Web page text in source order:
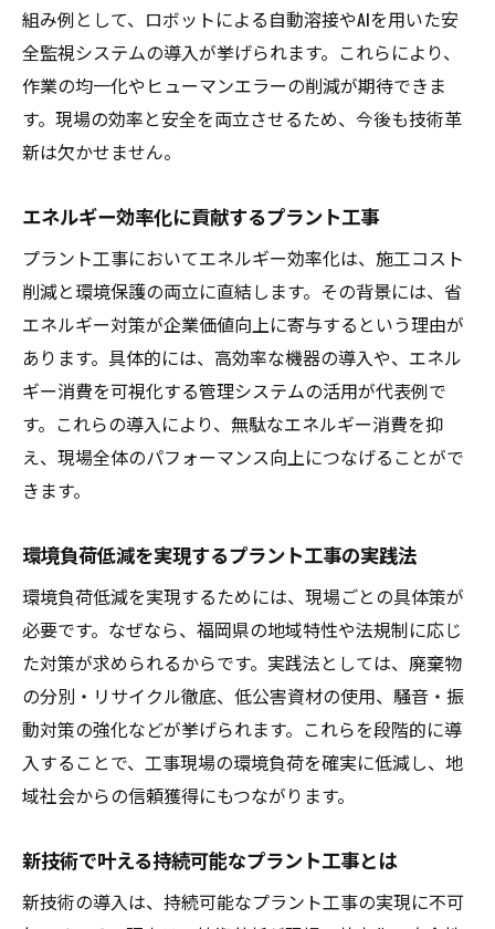
組み例として、ロボットによる自動溶接やAIを用いた安
全監視システムの導入が挙げられます。これらにより、
作業の均一化やヒューマンエラーの削減が期待できま
す。現場の効率と安全を両立させるため、今後も技術革
新は欠かせません。
エネルギー効率化に貢献するプラント工事
プラント工事においてエネルギー効率化は、施工コスト
削減と環境保護の両立に直結します。その背景には、省
エネルギー対策が企業価値向上に寄与するという理由が
あります。具体的には、高効率な機器の導入や、エネル
ギー消費を可視化する管理システムの活用が代表例で
す。これらの導入により、無駄なエネルギー消費を抑
え、現場全体のパフォーマンス向上につなげることがで
きます。
環境負荷低減を実現するプラント工事の実践法
環境負荷低減を実現するためには、現場ごとの具体策が
必要です。なぜなら、福岡県の地域特性や法規制に応じ
た対策が求められるからです。実践法としては、廃棄物
の分別・リサイクル徹底、低公害資材の使用、騒音・振
動対策の強化などが挙げられます。これらを段階的に導
入することで、工事現場の環境負荷を確実に低減し、地
域社会からの信頼獲得にもつながります。
新技術で叶える持続可能なプラント工事とは
新技術の導入は、持続可能なプラント工事の実現に不可